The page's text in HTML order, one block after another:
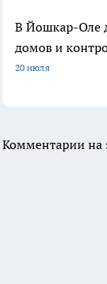
В Йошкар-Оле
домов и
20 июля
Комментарии на